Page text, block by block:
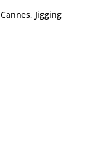
Cannes, Jigging